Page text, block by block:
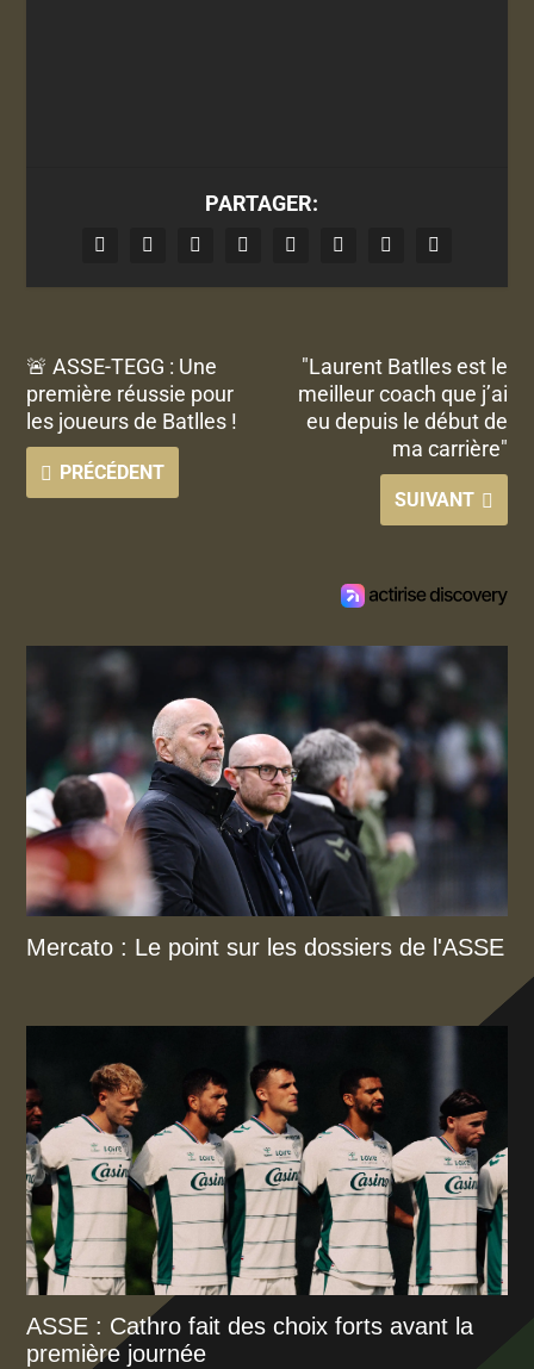
PARTAGER:
🚨 ASSE-TEGG : Une
première réussie pour
les joueurs de Batlles !
PRÉCÉDENT
"Laurent Batlles est le
meilleur coach que j’ai
eu depuis le début de
ma carrière"
SUIVANT
Mercato : Le point sur les dossiers de l'ASSE
ASSE : Cathro fait des choix forts avant la
première journée